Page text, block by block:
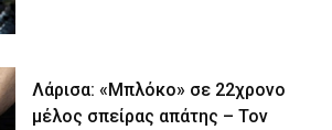
Λάρισα: «Μπλόκο» σε 22χρονο
μέλος σπείρας απάτης – Τον